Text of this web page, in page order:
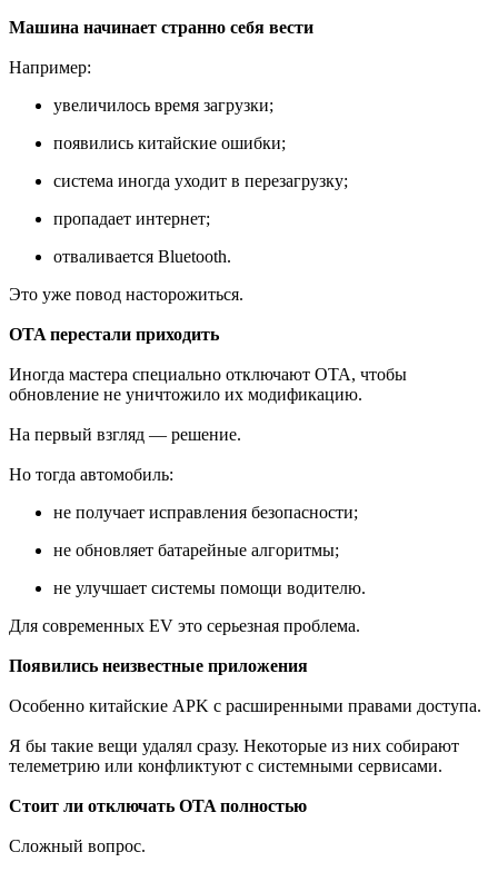
Машина начинает странно себя вести
Например:
увеличилось время загрузки;
появились китайские ошибки;
система иногда уходит в перезагрузку;
пропадает интернет;
отваливается Bluetooth.
Это уже повод насторожиться.
OTA перестали приходить
Иногда мастера специально отключают OTA, чтобы
обновление не уничтожило их модификацию.
На первый взгляд — решение.
Но тогда автомобиль:
не получает исправления безопасности;
не обновляет батарейные алгоритмы;
не улучшает системы помощи водителю.
Для современных EV это серьезная проблема.
Появились неизвестные приложения
Особенно китайские APK с расширенными правами доступа.
Я бы такие вещи удалял сразу. Некоторые из них собирают
телеметрию или конфликтуют с системными сервисами.
Стоит ли отключать OTA полностью
Сложный вопрос.